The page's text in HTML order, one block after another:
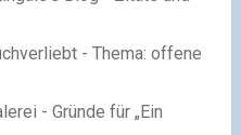
- Thema: offene
- Gründe für „Ein